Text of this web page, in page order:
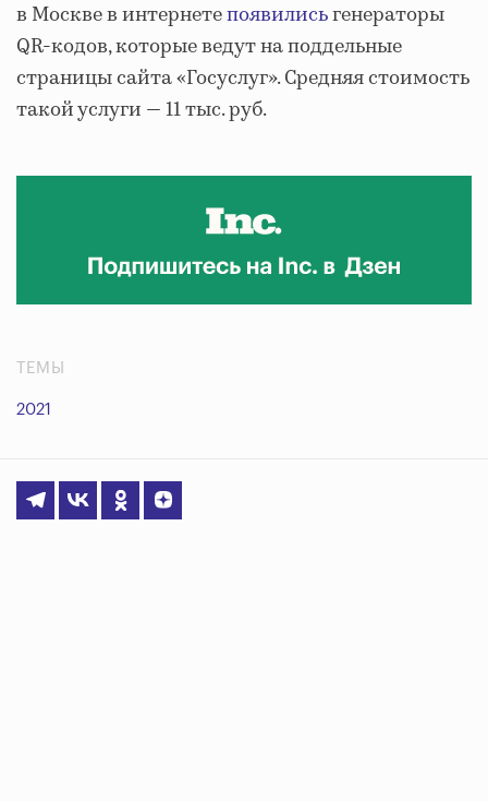
в Москве в интернетепоявилисьгенераторы
QR-кодов, которые ведут на поддельные
страницы сайта «Госуслуг». Средняя стоимость
такой услуги — 11 тыс. руб.
ТЕМЫ
2021